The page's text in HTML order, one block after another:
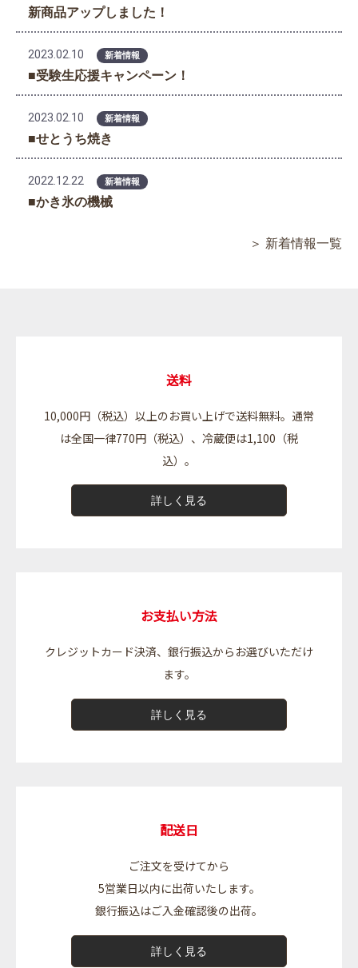
新商品アップしました！
2023.02.10 新着情報
■受験生応援キャンペーン！
2023.02.10 新着情報
■せとうち焼き
2022.12.22 新着情報
■かき氷の機械
＞ 新着情報一覧
送料
10,000円（税込）以上のお買い上げで送料無料。通常
は全国一律770円（税込）、冷蔵便は1,100（税
込）。
詳しく見る
お支払い方法
クレジットカード決済、銀行振込からお選びいただけ
ます。
詳しく見る
配送日
ご注文を受けてから
5営業日以内に出荷いたします。
銀行振込はご入金確認後の出荷。
詳しく見る